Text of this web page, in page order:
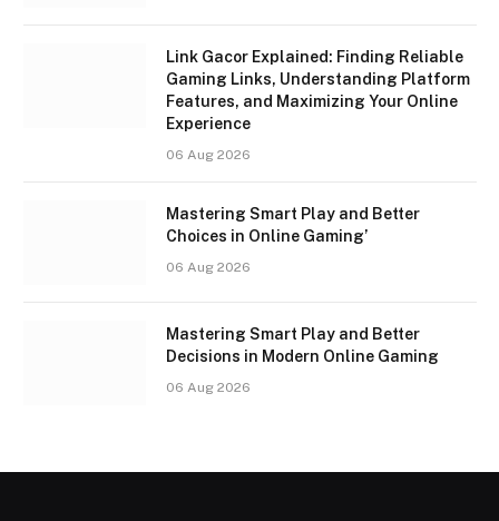
Link Gacor Explained: Finding Reliable
Gaming Links, Understanding Platform
Features, and Maximizing Your Online
Experience
06 Aug 2026
Mastering Smart Play and Better
Choices in Online Gaming’
06 Aug 2026
Mastering Smart Play and Better
Decisions in Modern Online Gaming
06 Aug 2026